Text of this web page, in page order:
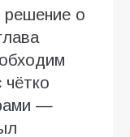
решение о
—